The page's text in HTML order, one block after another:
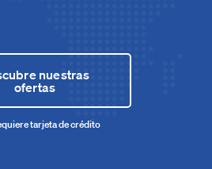
nuestras
ofertas
tarjeta de crédito